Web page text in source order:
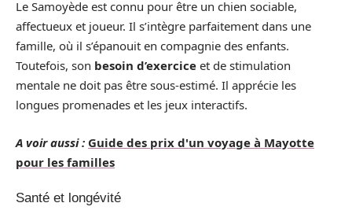
Le Samoyède est connu pour être un chien sociable,
affectueux et joueur. Il s’intègre parfaitement dans une
famille, où il s’épanouit en compagnie des enfants.
Toutefois, son besoin d’exercice et de stimulation
mentale ne doit pas être sous-estimé. Il apprécie les
longues promenades et les jeux interactifs.
A voir aussi : Guide des prix d'un voyage à Mayotte
pour les familles
Santé et longévité